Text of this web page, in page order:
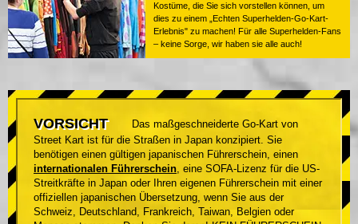
Kostüme, die Sie sich vorstellen können, um
dies zu einem „Echten Superhelden-Go-Kart-
Erlebnis" zu machen! Für alle Superhelden-Fans
– keine Sorge, wir haben sie alle auch!
VORSICHT
Das maßgeschneiderte Go-Kart von
Street Kart ist für die Straßen in Japan konzipiert. Sie
benötigen einen gültigen japanischen Führerschein, einen
internationalen Führerschein, eine SOFA-Lizenz für die US-
Streitkräfte in Japan oder Ihren eigenen Führerschein mit einer
offiziellen japanischen Übersetzung, wenn Sie aus der
Schweiz, Deutschland, Frankreich, Taiwan, Belgien oder